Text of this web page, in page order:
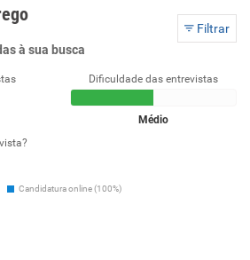
Filtrar
à sua busca
Dificuldade das entrevistas
Médio
Candidatura online (100%)